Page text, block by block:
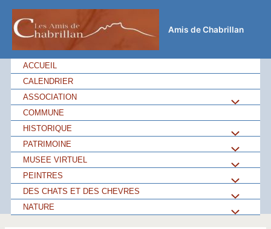
contenu
Amis de Chabrillan
ACCUEIL
CALENDRIER
ASSOCIATION
Menu
COMMUNE
HISTORIQUE
Menu
PATRIMOINE
Menu
MUSEE VIRTUEL
Menu
PEINTRES
DES CHATS ET DES CHEVRES
NATURE